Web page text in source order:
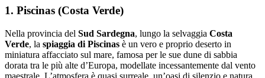
1. Piscinas (Costa Verde)
Nella provincia del Sud Sardegna, lungo la selvaggia Costa
Verde, la spiaggia di Piscinas è un vero e proprio deserto in
miniatura affacciato sul mare, famosa per le sue dune di sabbia
dorata tra le più alte d’Europa, modellate incessantemente dal vento